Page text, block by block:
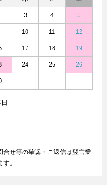
3 4 5
10 11 12
17 18 19
24 25 26
合せ等の確認・ご返信は翌営業
。